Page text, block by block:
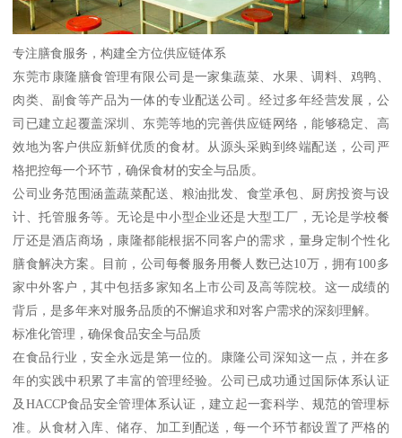
专注膳食服务，构建全方位供应链体系
东莞市康隆膳食管理有限公司是一家集蔬菜、水果、调料、鸡鸭、
肉类、副食等产品为一体的专业配送公司。经过多年经营发展，公
司已建立起覆盖深圳、东莞等地的完善供应链网络，能够稳定、高
效地为客户供应新鲜优质的食材。从源头采购到终端配送，公司严
格把控每一个环节，确保食材的安全与品质。
公司业务范围涵盖蔬菜配送、粮油批发、食堂承包、厨房投资与设
计、托管服务等。无论是中小型企业还是大型工厂，无论是学校餐
厅还是酒店商场，康隆都能根据不同客户的需求，量身定制个性化
膳食解决方案。目前，公司每餐服务用餐人数已达10万，拥有100多
家中外客户，其中包括多家知名上市公司及高等院校。这一成绩的
背后，是多年来对服务品质的不懈追求和对客户需求的深刻理解。
标准化管理，确保食品安全与品质
在食品行业，安全永远是第一位的。康隆公司深知这一点，并在多
年的实践中积累了丰富的管理经验。公司已成功通过国际体系认证
及HACCP食品安全管理体系认证，建立起一套科学、规范的管理标
准。从食材入库、储存、加工到配送，每一个环节都设置了严格的